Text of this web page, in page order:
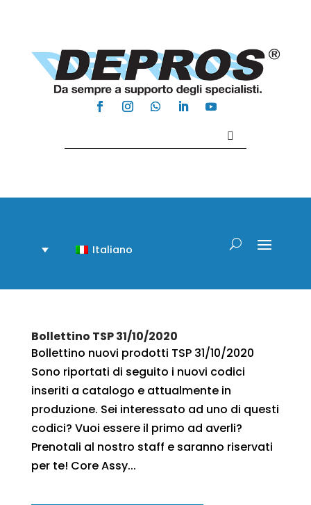
Italiano
Bollettino TSP 31/10/2020
Bollettino nuovi prodotti TSP 31/10/2020
Sono riportati di seguito i nuovi codici
inseriti a catalogo e attualmente in
produzione. Sei interessato ad uno di questi
codici? Vuoi essere il primo ad averli?
Prenotali al nostro staff e saranno riservati
per te! Core Assy...